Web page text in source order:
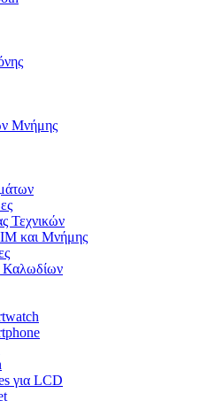
Μνήμης
Τεχνικών
και Μνήμης
Καλωδίων
για LCD